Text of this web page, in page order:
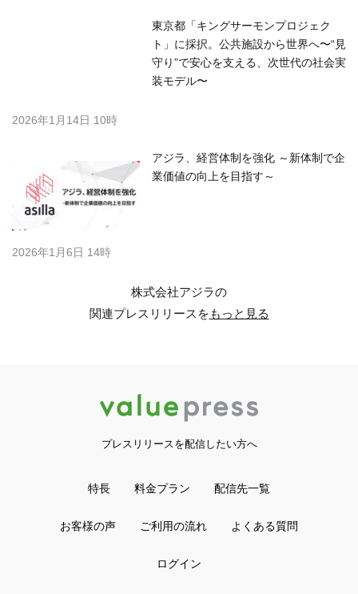
東京都「キングサーモンプロジェク
ト」に採択。公共施設から世界へ〜“見
守り”で安心を支える、次世代の社会実
装モデル〜
2026年1月14日 10時
アジラ、経営体制を強化 ～新体制で企
業価値の向上を目指す～
2026年1月6日 14時
株式会社アジラの
関連プレスリリースをもっと見る
プレスリリースを配信したい方へ
特長 料金プラン 配信先一覧
お客様の声 ご利用の流れ よくある質問
ログイン